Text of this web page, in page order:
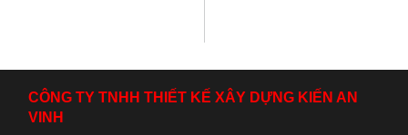
CÔNG TY TNHH THIẾT KẾ XÂY DỰNG KIẾN AN
VINH